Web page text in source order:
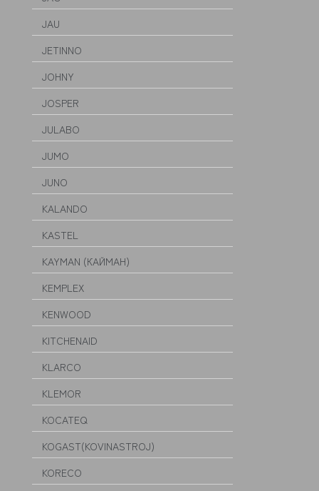
JAU
JETINNO
JOHNY
JOSPER
JULABO
JUMO
JUNO
KALANDO
KASTEL
KAYMAN (КАЙМАН)
KEMPLEX
KENWOOD
KITCHENAID
KLARCO
KLEMOR
KOCATEQ
KOGAST(KOVINASTROJ)
KORECO